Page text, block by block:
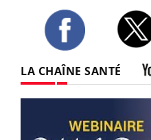
LA CHAÎNE SANTÉ